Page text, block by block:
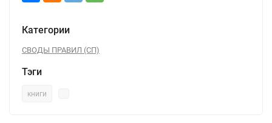
Категории
СВОДЫ ПРАВИЛ (СП)
Тэги
книги